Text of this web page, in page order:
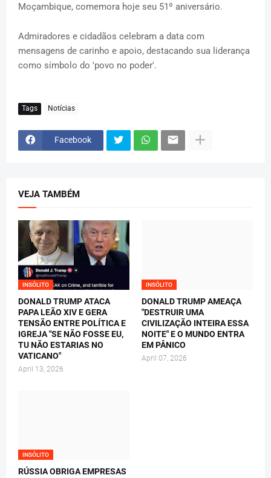
Moçambique, comemora hoje seu 51º aniversário.
Admiradores e cidadãos celebram a data com
mensagens de carinho e apoio, destacando sua liderança
como símbolo do 'povo no poder'.
Tags Notícias
Facebook
VEJA TAMBÉM
INSÓLITO
DONALD TRUMP ATACA
PAPA LEÃO XIV E GERA
TENSÃO ENTRE POLÍTICA E
IGREJA "SE NÃO FOSSE EU,
TU NÃO ESTARIAS NO
VATICANO"
April 13, 2026
INSÓLITO
DONALD TRUMP AMEAÇA
"DESTRUIR UMA
CIVILIZAÇÃO INTEIRA ESSA
NOITE" E O MUNDO ENTRA
EM PÂNICO
April 07, 2026
INSÓLITO
RÚSSIA OBRIGA EMPRESAS